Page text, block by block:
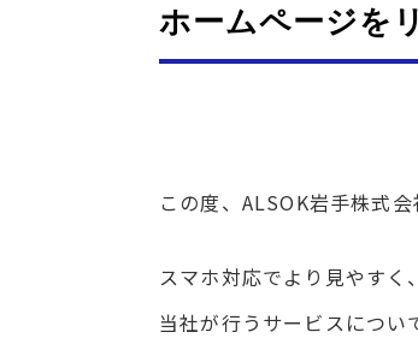
ホームページを
この度、ALSOK岩手株式
スマホ対応でより見やすく
当社が行うサービスについ